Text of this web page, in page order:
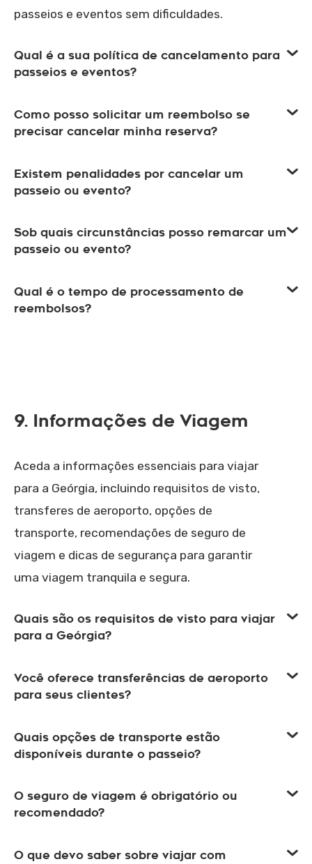
passeios e eventos sem dificuldades.
Qual é a sua política de cancelamento para
passeios e eventos?
Como posso solicitar um reembolso se
precisar cancelar minha reserva?
Existem penalidades por cancelar um
passeio ou evento?
Sob quais circunstâncias posso remarcar um
passeio ou evento?
Qual é o tempo de processamento de
reembolsos?
9. Informações de Viagem
Aceda a informações essenciais para viajar
para a Geórgia, incluindo requisitos de visto,
transferes de aeroporto, opções de
transporte, recomendações de seguro de
viagem e dicas de segurança para garantir
uma viagem tranquila e segura.
Quais são os requisitos de visto para viajar
para a Geórgia?
Você oferece transferências de aeroporto
para seus clientes?
Quais opções de transporte estão
disponíveis durante o passeio?
O seguro de viagem é obrigatório ou
recomendado?
O que devo saber sobre viajar com